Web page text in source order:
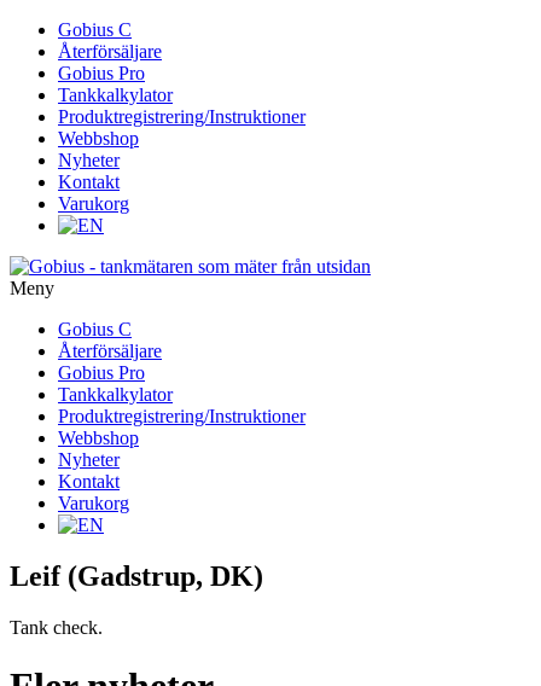
vidare
innehåll
Gobius C
Återförsäljare
Gobius Pro
Tankkalkylator
Produktregistrering/Instruktioner
Webbshop
Nyheter
Kontakt
Varukorg
Meny
vidare
innehåll
Gobius C
Återförsäljare
Gobius Pro
Tankkalkylator
Produktregistrering/Instruktioner
Webbshop
Nyheter
Kontakt
Varukorg
Leif (Gadstrup, DK)
Tank check.